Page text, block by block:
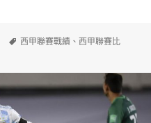
標
西甲聯賽戰績 、西甲聯賽比